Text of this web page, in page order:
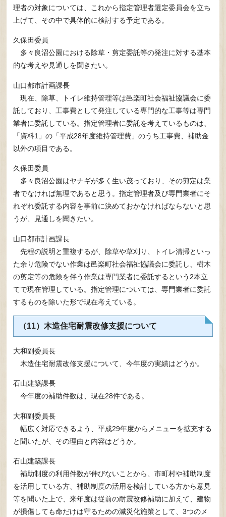
理者の対象については、これから指定管理者選定委員会を立ち
上げて、その中で具体的に検討する予定である。
久保田委員
多々良沼公園における除草・剪定委託等の発注に対する基本
的な考えや見通しを聞きたい。
山口都市計画課長
現在、除草、トイレ維持管理等は邑楽町社会福祉協議会に委
託しており、工事費として発注している専門的な工事等は専門
業者に委託している。指定管理者に委託を考えているものは、
「資料1」の「平成28年度維持管理費」のうち工事費、補助金
以外の項目である。
久保田委員
多々良沼公園はヤナギが多く生い茂っており、その剪定は業
者でなければ無理であると思う。指定管理者及び専門業者にそ
れぞれ委託する内容を事前に決めておかなければならないと思
うが、見通しを聞きたい。
山口都市計画課長
先程の説明と重複するが、除草や草刈り、トイレ清掃といっ
た余り危険でない作業は邑楽町社会福祉協議会に委託し、樹木
の剪定等の危険を伴う作業は専門業者に委託するという2本立
てで現在管理している。指定管理については、専門業者に委託
するものを除いた形で現在考えている。
（11）木造住宅耐震改修支援について
大和副委員長
木造住宅耐震改修支援について、今年度の実績はどうか。
石山建築課長
今年度の補助件数は、現在28件である。
大和副委員長
幅広く対応できるよう、平成29年度からメニューを拡充する
と聞いたが、その理由と内容はどうか。
石山建築課長
補助制度の利用件数が伸びないことから、市町村や補助制度
を活用している方、補助制度の活用を検討している方から意見
等を聞いた上で、来年度は従前の耐震改修補助に加えて、建物
が損傷しても命だけは守るための減災化施策として、3つのメ